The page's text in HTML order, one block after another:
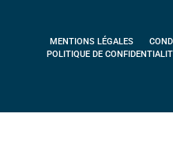
MENTIONS LÉGALES
POLITIQUE DE